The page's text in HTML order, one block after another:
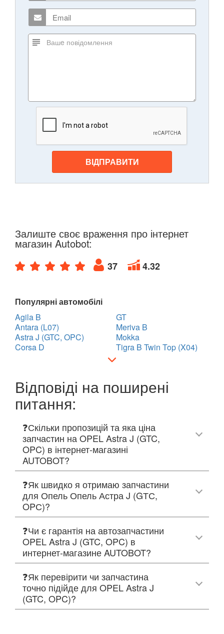
ВІДПРАВИТИ
Залиште своє враження про інтернет
магазин Autobot:
37 4.32
Популярні автомобілі
Agila B
Antara (L07)
Astra J (GTC, OPC)
Corsa D
GT
Meriva B
Mokka
Tigra B Twin Top (X04)
Відповіді на поширені
питання:
❓Скільки пропозицій та яка ціна
запчастин на OPEL Astra J (GTC,
OPC) в інтернет-магазині
AUTOBOT?
❓Як швидко я отримаю запчастини
для Опель Опель Астра J (GТС,
OPС)?
❓Чи є гарантія на автозапчастини
OPEL Astra J (GTC, OPC) в
интернет-магазине AUTOBOT?
❓Як перевірити чи запчастина
точно підійде для OPEL Astra J
(GTC, OPC)?